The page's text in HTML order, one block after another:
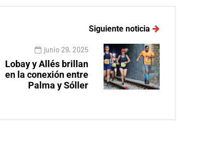
Siguiente noticia
junio 29, 2025
Lobay y Allés brillan
en la conexión entre
Palma y Sóller